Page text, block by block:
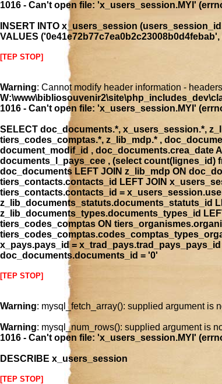
1016 - Can't open file: 'x_users_session.MYI'
INSERT INTO x_users_session
VALUES
[TEP STOP]
Warning: Cannot modify header information -
1016 - Can't open file: 'x_users_session.MYI'
SELECT doc_documents.*, x_users_session.*,
tiers_codes_comptas.*, z_lib_mdp.* ,
document_modif_id , doc_documents.crea_date
documents_l_pays_cee , (select
doc_documents LEFT JOIN z_lib_mdp ON
tiers_contacts.contacts_id LEFT JOIN
tiers_contacts.contacts_id =
z_lib_documents_statuts.documents_statuts_id
z_lib_documents_types.documents_types_id
tiers_codes_comptas ON
x_pays.pays_id =
doc_documents.documents_id = '0'
[TEP STOP]
Warning: mysql_fetch_array(): supplied argument is
Warning: mysql_num_rows(): supplied argument is
1016 - Can't open file: 'x_users_session.MYI'
DESCRIBE x_users_session
[TEP STOP]